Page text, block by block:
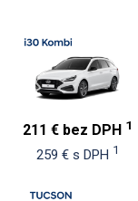
211 € bez DPH 1
259 € s DPH 1